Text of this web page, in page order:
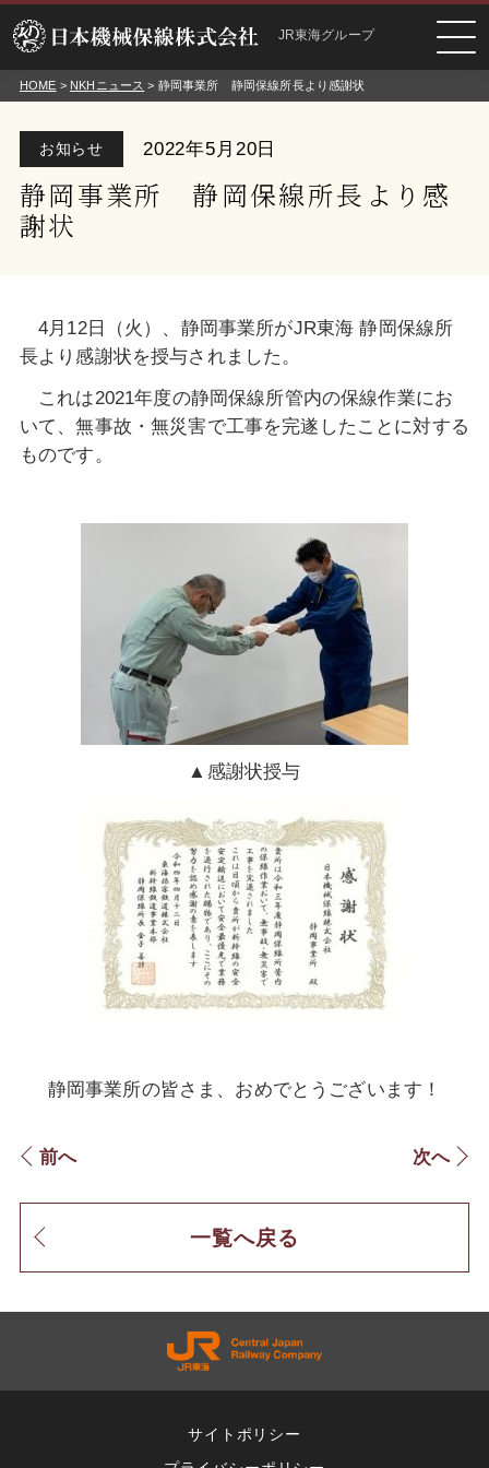
JR東海グループ
HOME > NKHニュース > 静岡事業所 静岡保線所長より感謝状
お知らせ 2022年5月20日
静岡事業所 静岡保線所長より感
謝状
4月12日（火）、静岡事業所がJR東海 静岡保線所
長より 感謝状を授与されました。
これは2021年度の静岡保線所管内の保線作業にお
いて、無事故・無災害で工事を完遂したことに対する
ものです。
▲感謝状授与
静岡事業所の皆さま、おめでとうございます！
前へ 次へ
一覧へ戻る
サイトポリシー